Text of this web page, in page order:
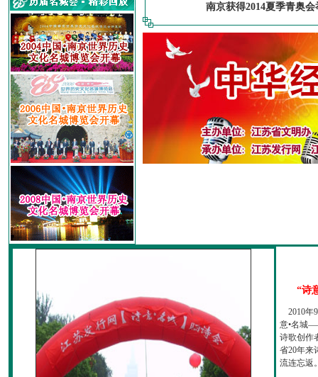
南京获得2014夏季青奥会
“诗
2010年
意•名城
诗歌创作
省20年来
流连忘返